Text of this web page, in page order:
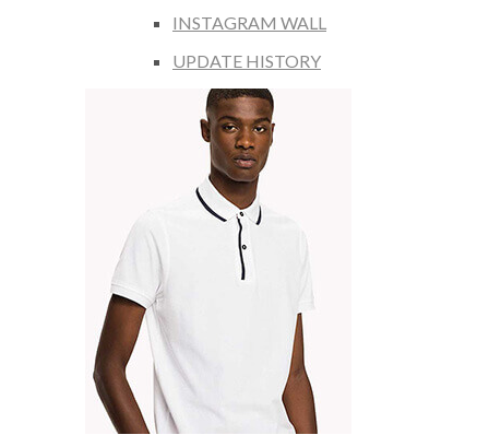
INSTAGRAM WALL
UPDATE HISTORY